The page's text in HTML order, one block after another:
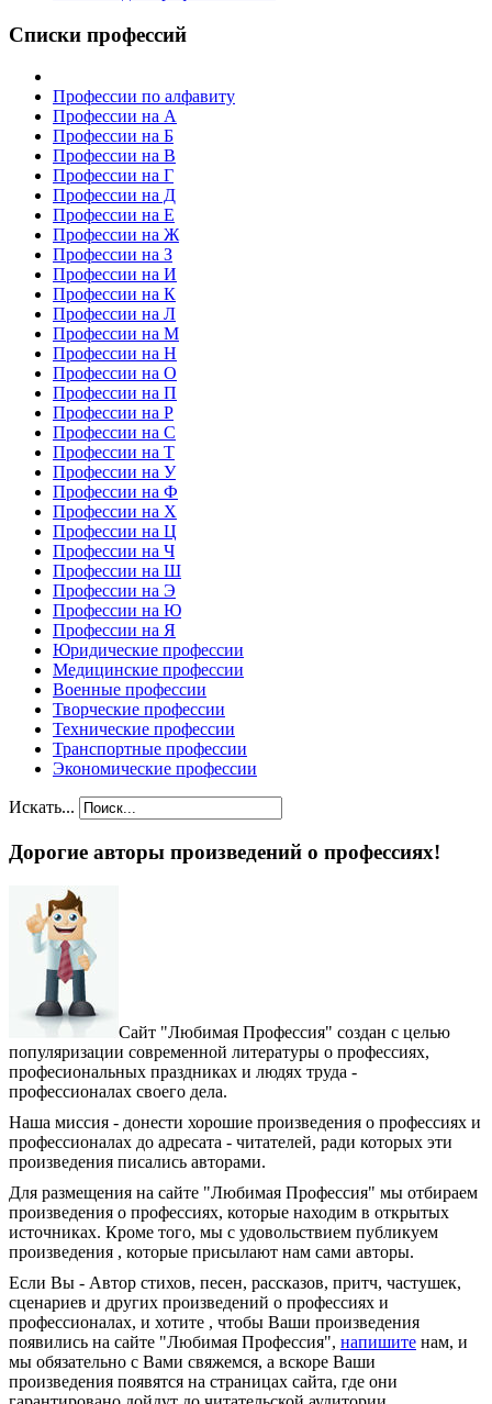
Списки профессий
Профессии по алфавиту
Профессии на А
Профессии на Б
Профессии на В
Профессии на Г
Профессии на Д
Профессии на Е
Профессии на Ж
Профессии на З
Профессии на И
Профессии на К
Профессии на Л
Профессии на М
Профессии на Н
Профессии на О
Профессии на П
Профессии на Р
Профессии на С
Профессии на Т
Профессии на У
Профессии на Ф
Профессии на Х
Профессии на Ц
Профессии на Ч
Профессии на Ш
Профессии на Э
Профессии на Ю
Профессии на Я
Юридические профессии
Медицинские профессии
Военные профессии
Творческие профессии
Технические профессии
Транспортные профессии
Экономические профессии
Искать...
Дорогие авторы произведений о профессиях!
Сайт "Любимая Профессия" создан c целью
популяризации современной литературы о профессиях,
професиональных праздниках и людях труда -
профессионалах своего дела.
Наша миссия - донести хорошие произведения о профессиях и
профессионалах до адресата - читателей, ради которых эти
произведения писались авторами.
Для размещения на сайте "Любимая Профессия" мы отбираем
произведения о профессиях, которые находим в открытых
источниках. Кроме того, мы с удовольствием публикуем
произведения , которые присылают нам сами авторы.
Если Вы - Автор стихов, песен, рассказов, притч, частушек,
сценариев и других произведений о профессиях и
профессионалах, и хотите , чтобы Ваши произведения
появились на сайте "Любимая Профессия", напишите нам, и
мы обязательно с Вами свяжемся, а вскоре Ваши
произведения появятся на страницах сайта, где они